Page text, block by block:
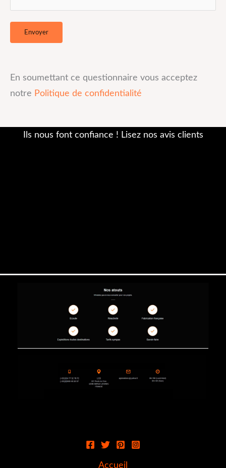
En soumettant ce questionnaire vous acceptez
notre Politique de confidentialité
Ils nous font confiance ! Lisez nos avis clients
Accueil